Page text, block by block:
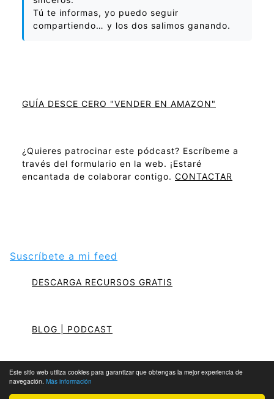
Este sitio web utiliza cookies para garantizar que obtengas la mejor experiencia de
navegación. Más información
Tú te informas, yo puedo seguir
compartiendo… y los dos salimos ganando.
GUÍA DESCE CERO "VENDER EN AMAZON"
¿Quieres patrocinar este pódcast? Escríbeme a
través del formulario en la web. ¡Estaré
encantada de colaborar contigo. CONTACTAR
Suscríbete a mi feed
DESCARGA RECURSOS GRATIS
BLOG | PODCAST
¡Hablemos y hagamos crecer tu negocio juntos!